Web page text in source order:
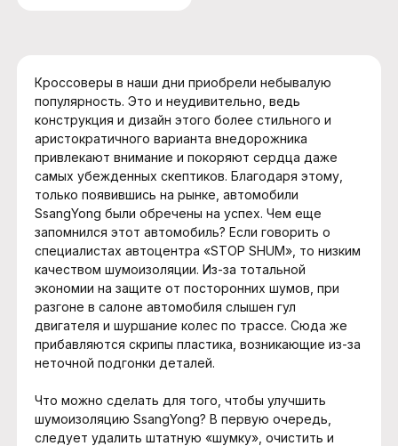
Кроссоверы в наши дни приобрели небывалую
популярность. Это и неудивительно, ведь
конструкция и дизайн этого более стильного и
аристократичного варианта внедорожника
привлекают внимание и покоряют сердца даже
самых убежденных скептиков. Благодаря этому,
только появившись на рынке, автомобили
SsangYong были обречены на успех. Чем еще
запомнился этот автомобиль? Если говорить о
специалистах автоцентра «STOP SHUM», то низким
качеством шумоизоляции. Из-за тотальной
экономии на защите от посторонних шумов, при
разгоне в салоне автомобиля слышен гул
двигателя и шуршание колес по трассе. Сюда же
прибавляются скрипы пластика, возникающие из-за
неточной подгонки деталей.
Что можно сделать для того, чтобы улучшить
шумоизоляцию SsangYong? В первую очередь,
следует удалить штатную «шумку», очистить и